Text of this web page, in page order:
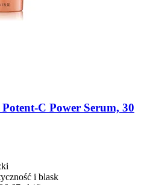
Potent-​C Power Serum, 30
i blask